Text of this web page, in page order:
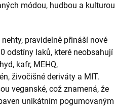
módou, hudbou a kulturou
pravidelně přináší nové
odstíny laků, které neobsahují
kafr, MEHQ,
živočišné deriváty a MIT.
veganské, což znamená, že
unikátním pogumovaným